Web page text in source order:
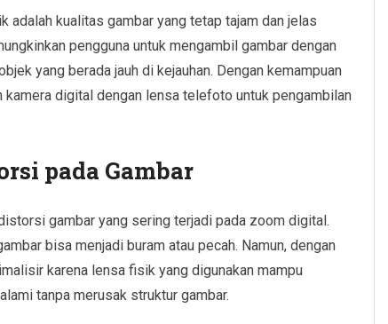
adalah kualitas gambar yang tetap tajam dan jelas
pengguna untuk mengambil gambar dengan
yang berada jauh di kejauhan. Dengan kemampuan
kamera digital dengan lensa telefoto untuk pengambilan
pada Gambar
gambar yang sering terjadi pada zoom digital.
bisa menjadi buram atau pecah. Namun, dengan
karena lensa fisik yang digunakan mampu
tanpa merusak struktur gambar.